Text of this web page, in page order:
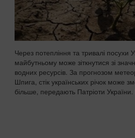
Через потепління та тривалі посухи
майбутньому може зіткнутися зі
водних ресурсів. За прогнозом
Шпига, стік українських річок може
більше, передають Патріоти